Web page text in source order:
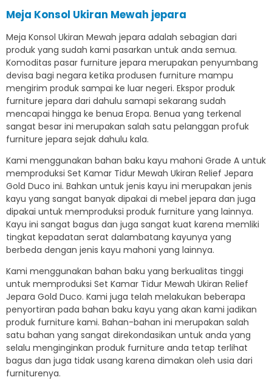
Meja Konsol Ukiran Mewah jepara
Meja Konsol Ukiran Mewah jepara adalah sebagian dari
produk yang sudah kami pasarkan untuk anda semua.
Komoditas pasar furniture jepara merupakan penyumbang
devisa bagi negara ketika produsen furniture mampu
mengirim produk sampai ke luar negeri. Ekspor produk
furniture jepara dari dahulu samapi sekarang sudah
mencapai hingga ke benua Eropa. Benua yang terkenal
sangat besar ini merupakan salah satu pelanggan profuk
furniture jepara sejak dahulu kala.
Kami menggunakan bahan baku kayu mahoni Grade A untuk
memproduksi Set Kamar Tidur Mewah Ukiran Relief Jepara
Gold Duco ini. Bahkan untuk jenis kayu ini merupakan jenis
kayu yang sangat banyak dipakai di mebel jepara dan juga
dipakai untuk memproduksi produk furniture yang lainnya.
Kayu ini sangat bagus dan juga sangat kuat karena memliki
tingkat kepadatan serat dalambatang kayunya yang
berbeda dengan jenis kayu mahoni yang lainnya.
Kami menggunakan bahan baku yang berkualitas tinggi
untuk memproduksi Set Kamar Tidur Mewah Ukiran Relief
Jepara Gold Duco. Kami juga telah melakukan beberapa
penyortiran pada bahan baku kayu yang akan kami jadikan
produk furniture kami. Bahan-bahan ini merupakan salah
satu bahan yang sangat direkondasikan untuk anda yang
selalu menginginkan produk furniture anda tetap terlihat
bagus dan juga tidak usang karena dimakan oleh usia dari
furniturenya.